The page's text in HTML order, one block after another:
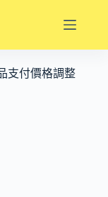
支付價格調整